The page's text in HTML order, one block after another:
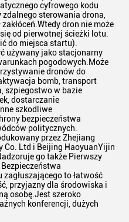
cyfrowego kodu
sterowania drona,
dron nie może
od pierwotnej ścieżki lotu.
do miejsca startu).
używany jako stacjonarny
pogodowych.Może
dronów do
bomb, transport
szpiegostwo w bazie
dostarczanie
szkodliwe
bezpieczeństwa
politycznych.
przez Zhejiang
Co. Ltd i Beijing HaoyuanYijin
go także Pierwszy
to łatwość
przyjazny dla środowiska i
osobę.Jest szeroko
konferencji, dużych